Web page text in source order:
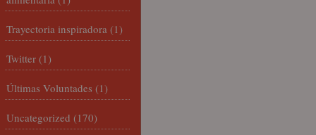
Trayectoria inspiradora (1)
Twitter (1)
Últimas Voluntades (1)
Uncategorized (170)